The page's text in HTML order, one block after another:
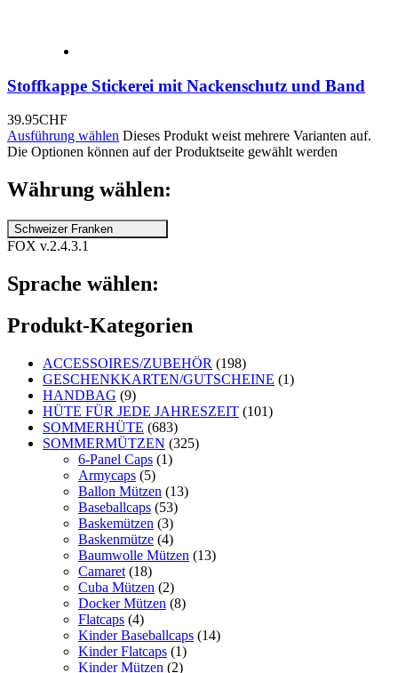
Stoffkappe Stickerei mit Nackenschutz und Band
39.95CHF
Ausführung wählen Dieses Produkt weist mehrere Varianten auf.
Die Optionen können auf der Produktseite gewählt werden
Währung wählen:
Schweizer Franken
FOX v.2.4.3.1
Sprache wählen:
Produkt-Kategorien
ACCESSOIRES/ZUBEHÖR (198)
GESCHENKKARTEN/GUTSCHEINE (1)
HANDBAG (9)
HÜTE FÜR JEDE JAHRESZEIT (101)
SOMMERHÜTE (683)
SOMMERMÜTZEN (325)
6-Panel Caps (1)
Armycaps (5)
Ballon Mützen (13)
Baseballcaps (53)
Baskemützen (3)
Baskenmütze (4)
Baumwolle Mützen (13)
Camaret (18)
Cuba Mützen (2)
Docker Mützen (8)
Flatcaps (4)
Kinder Baseballcaps (14)
Kinder Flatcaps (1)
Kinder Mützen (2)